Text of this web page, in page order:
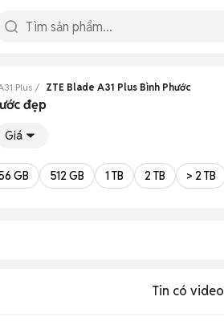
Plus ZTE Blade A31 Plus Bình Phước
đẹp
Giá
GB 512 GB 1 TB 2 TB > 2 TB
Tin có video